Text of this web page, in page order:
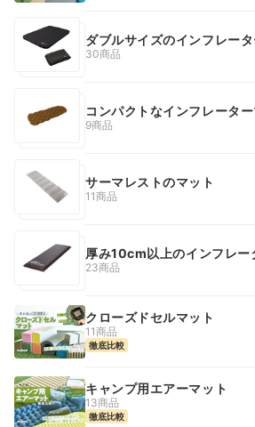
ダブルサイズのインフレー
30商品
コンパクトなインフレーター
9商品
サーマレストのマット
11商品
厚み10cm以上のインフレー
23商品
クローズドセルマット
11商品
徹底比較
キャンプ用エアーマット
13商品
徹底比較